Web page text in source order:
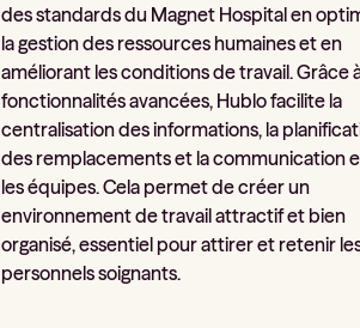
des standards du Magnet Hospital en
la gestion des ressources humaines et en
améliorant les conditions de travail. Grâce
fonctionnalités avancées, Hublo facilite la
centralisation des informations, la
des remplacements et la communication
les équipes. Cela permet de créer un
environnement de travail attractif et bien
organisé, essentiel pour attirer et retenir
personnels soignants.